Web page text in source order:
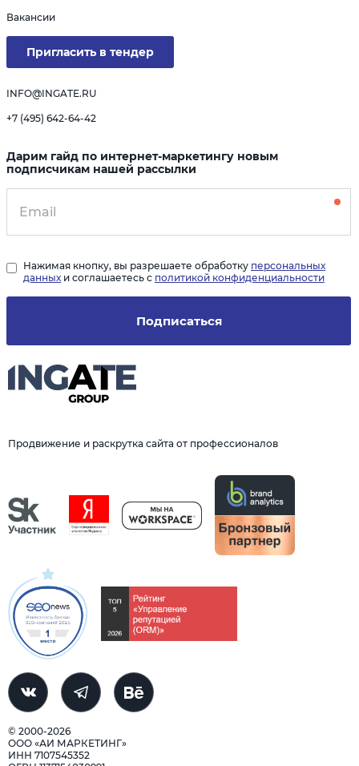
Продвижение и раскрутка сайта от профессионалов
© 2000-2026
ООО «АИ МАРКЕТИНГ»
ИНН 7107545352
Вакансии
Пригласить в тендер
INFO@INGATE.RU
+7 (495) 642-64-42
Дарим гайд по интернет-маркетингу новым
подписчикам нашей рассылки
Подписаться
Нажимая кнопку, вы разрешаете обработку персональных
данных и соглашаетесь с политикой конфиденциальности